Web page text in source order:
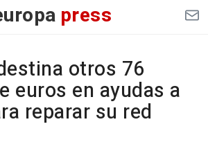
press
otros 76
euros en ayudas a
reparar su red